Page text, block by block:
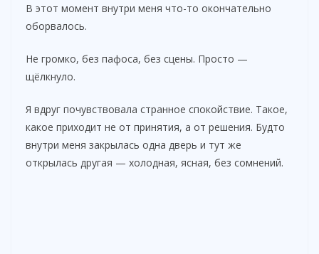
В этот момент внутри меня что-то окончательно
оборвалось.
Не громко, без пафоса, без сцены. Просто —
щёлкнуло.
Я вдруг почувствовала странное спокойствие. Такое,
какое приходит не от принятия, а от решения. Будто
внутри меня закрылась одна дверь и тут же
открылась другая — холодная, ясная, без сомнений.